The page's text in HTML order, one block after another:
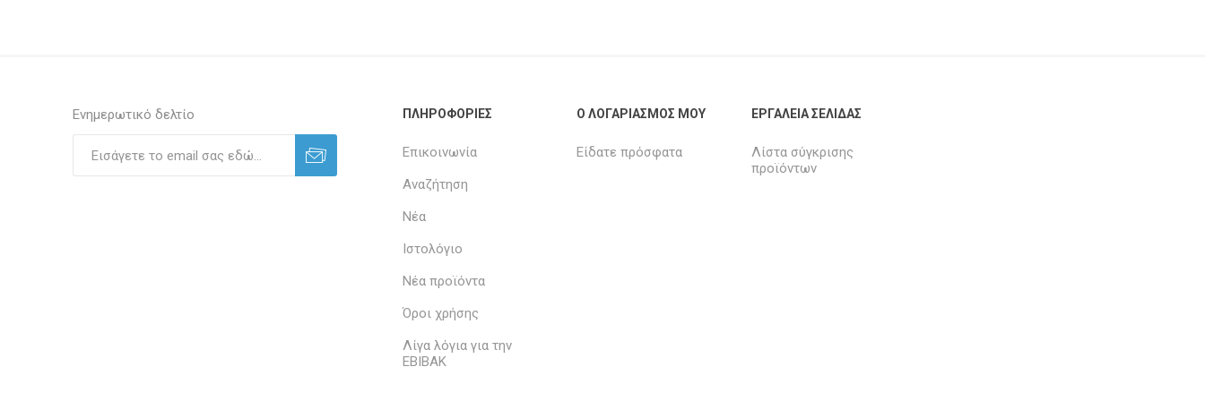
Ενημερωτικό δελτίο ΠΛΗΡΟΦΟΡΊΕΣ
Επικοινωνία
Αναζήτηση
Νέα
Ιστολόγιο
Νέα προϊόντα
Όροι χρήσης
Λίγα λόγια για την
ΕΒΙΒΑΚ
Ο ΛΟΓΑΡΙΑΣΜΌΣ ΜΟΥ
Είδατε πρόσφατα
ΕΡΓΑΛΕΊΑ ΣΕΛΊΔΑΣ
Λίστα σύγκρισης
προϊόντων